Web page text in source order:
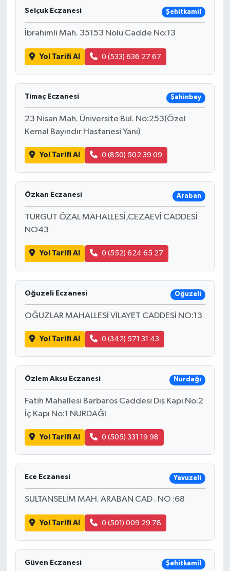
Selçuk Eczanesi Şehitkamil
İbrahimli Mah. 35153 Nolu Cadde No:13
Yol Tarifi Al 0 (533) 636 27 67
Timaç Eczanesi Şahinbey
23 Nisan Mah. Üniversite Bul. No:253(Özel
Kemal Bayındır Hastanesi Yanı)
Yol Tarifi Al 0 (850) 502 39 09
Özkan Eczanesi Araban
TURGUT ÖZAL MAHALLESİ,CEZAEVİ CADDESİ
NO43
Yol Tarifi Al 0 (552) 624 65 27
Oğuzeli Eczanesi Oğuzeli
OĞUZLAR MAHALLESİ VİLAYET CADDESİ NO:13
Yol Tarifi Al 0 (342) 571 31 43
Özlem Aksu Eczanesi Nurdağı
Fatih Mahallesi Barbaros Caddesi Dış Kapı No:2
İç Kapı No:1 NURDAĞI
Yol Tarifi Al 0 (505) 331 19 98
Ece Eczanesi Yavuzeli
SULTANSELİM MAH. ARABAN CAD . NO :68
Yol Tarifi Al 0 (501) 009 29 78
Güven Eczanesi Şehitkamil